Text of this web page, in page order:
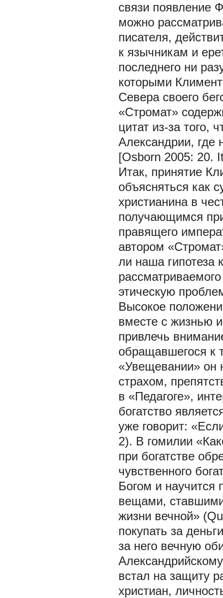
связи появление
можно
писателя,
к язычникам и
последнего ни
которыми
Севера своего
«Стромат»
цитат из-за того,
Александрии, где
[Osborn 2005: 20.
Итак, принятие
объясняться как
христианина в
получающимся
правящего
автором
ли наша гипотеза
этическую
Высокое
вместе с жизнью
привлечь
обращавшегося к
«Увещевании» он
страхом,
в «Педагоге»,
богатство
уже говорит:
2). В гомилии
при богатстве
чувственного
Богом и научится
вещами,
жизни вечной»
покупать за
за него вечную
встал на защиту
христиан,